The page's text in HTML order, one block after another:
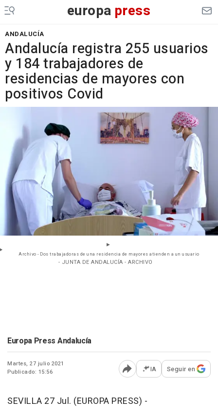
europa press
ANDALUCÍA
Andalucía registra 255 usuarios
y 184 trabajadores de
residencias de mayores con
positivos Covid
Archivo - Dos trabajadoras de una residencia de mayores atienden a un usuario
- JUNTA DE ANDALUCÍA - ARCHIVO
Europa Press Andalucía
Martes, 27 julio 2021
Publicado: 15:56
Abrir opciones para
IA Seguir en
SEVILLA 27 Jul. (EUROPA PRESS) -